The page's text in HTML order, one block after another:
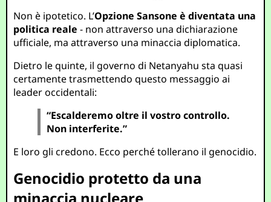
Non è ipotetico. L’Opzione Sansone è diventata una
politica reale - non attraverso una dichiarazione
ufficiale, ma attraverso una minaccia diplomatica.
Dietro le quinte, il governo di Netanyahu sta quasi
certamente trasmettendo questo messaggio ai
leader occidentali:
“Escalderemo oltre il vostro controllo.
Non interferite.”
E loro gli credono. Ecco perché tollerano il genocidio.
Genocidio protetto da una